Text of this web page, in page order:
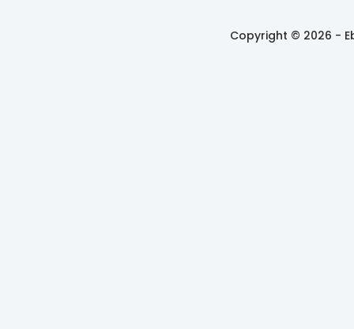
Copyright © 2026 -